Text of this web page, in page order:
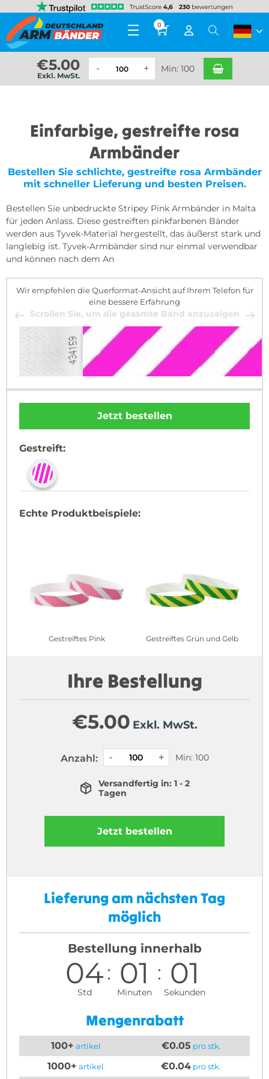
0
€5.00
Exkl. MwSt.
Min: 100
Einfarbige, gestreifte rosa
Armbänder
Bestellen Sie schlichte, gestreifte rosa Armbänder
mit schneller Lieferung und besten Preisen.
Bestellen Sie unbedruckte Stripey Pink Armbänder in Malta
für jeden Anlass. Diese gestreiften pinkfarbenen Bänder
werden aus Tyvek-Material hergestellt, das äußerst stark und
langlebig ist. Tyvek-Armbänder sind nur einmal verwendbar
und können nach dem An
Wir empfehlen die Querformat-Ansicht auf Ihrem Telefon für
eine bessere Erfahrung
Scrollen Sie, um die gesamte Band anzuzeigen
Jetzt bestellen
Gestreift:
Echte Produktbeispiele:
Gestreiftes Pink Gestreiftes Grün und Gelb
Ihre Bestellung
€5.00 Exkl. MwSt.
Anzahl: Min: 100
Versandfertig in: 1 - 2
Tagen
Jetzt bestellen
Lieferung am nächsten Tag
möglich
Bestellung innerhalb
04
Std
01
Minuten
01
Sekunden
Mengenrabatt
100+ artikel €0.05 pro stk.
1000+ artikel €0.04 pro stk.